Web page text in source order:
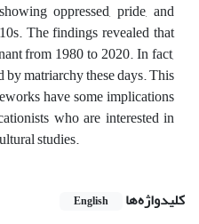
oppressed, pride, and
The findings revealed that
from 1980 to 2020. In fact,
by matriarchy these days. This
have some implications
who are interested in
studies.
کلیدواژه‌ها English